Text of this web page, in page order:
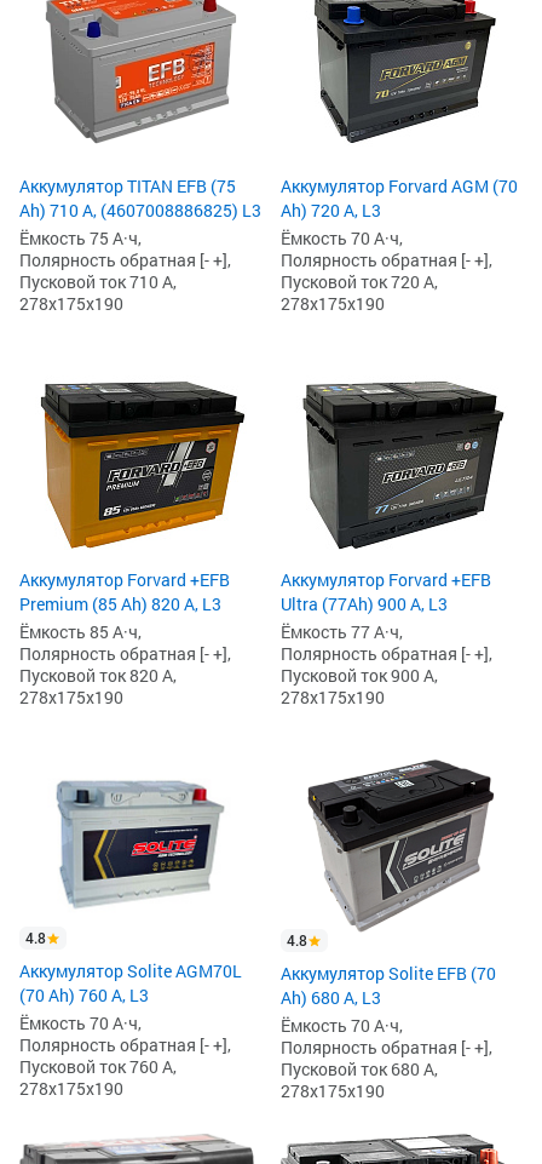
Аккумулятор TITAN EFB (75
Ah) 710 А, (4607008886825) L3
Ёмкость 75 А·ч,
Полярность обратная [- +],
Пусковой ток 710 А,
278x175x190
Аккумулятор Forvard AGM (70
Ah) 720 А, L3
Ёмкость 70 А·ч,
Полярность обратная [- +],
Пусковой ток 720 А,
278x175x190
Аккумулятор Forvard +EFB
Premium (85 Ah) 820 А, L3
Ёмкость 85 А·ч,
Полярность обратная [- +],
Пусковой ток 820 А,
278x175x190
Аккумулятор Forvard +EFB
Ultra (77Ah) 900 А, L3
Ёмкость 77 А·ч,
Полярность обратная [- +],
Пусковой ток 900 А,
278x175x190
4.8
Аккумулятор Solite AGM70L
(70 Ah) 760 А, L3
Ёмкость 70 А·ч,
Полярность обратная [- +],
Пусковой ток 760 А,
278x175x190
4.8
Аккумулятор Solite EFB (70
Ah) 680 А, L3
Ёмкость 70 А·ч,
Полярность обратная [- +],
Пусковой ток 680 А,
278x175x190